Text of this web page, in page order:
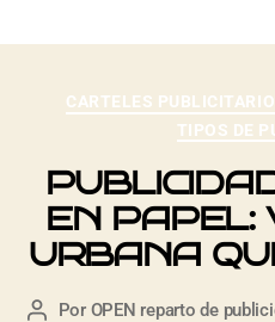
CARTELES
TIPOS DE
EN PAPEL:
URBANA
Por OPEN reparto de